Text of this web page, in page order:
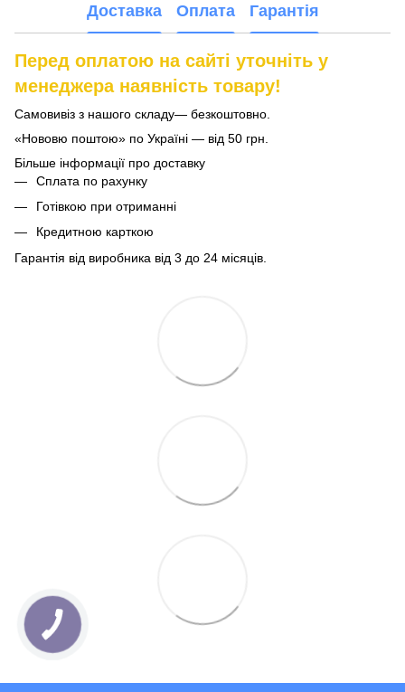
Доставка Оплата Гарантія
Перед оплатою на сайті уточніть у
менеджера наявність товару!
Самовивіз з нашого складу— безкоштовно.
«Нововю поштою» по Україні — від 50 грн.
Більше інформації про доставку
Сплата по рахунку
Готівкою при отриманні
Кредитною карткою
Гарантія від виробника від 3 до 24 місяців.